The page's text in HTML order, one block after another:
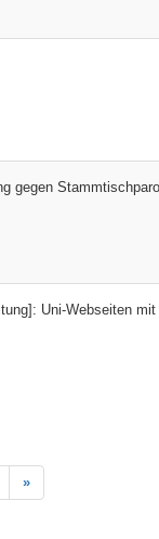
gegen
Uni-Webseiten
»